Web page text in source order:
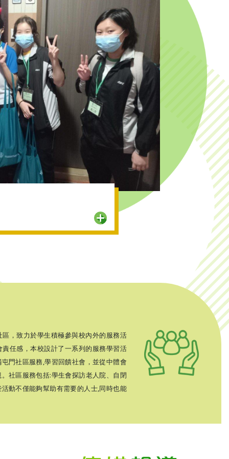
，致力於學生積極參與校內外的服務活
任感，本校設計了一系列的服務學習活
門社區服務,學習回饋社會，並從中體會
社區服務包括:學生會探訪老人院、自閉
動不僅能夠幫助有需要的人士,同時也能